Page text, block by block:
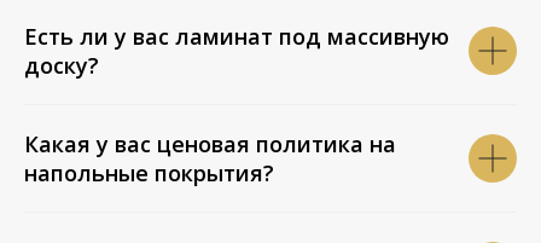
Есть ли у вас ламинат под массивную
доску?
Какая у вас ценовая политика на
напольные покрытия?